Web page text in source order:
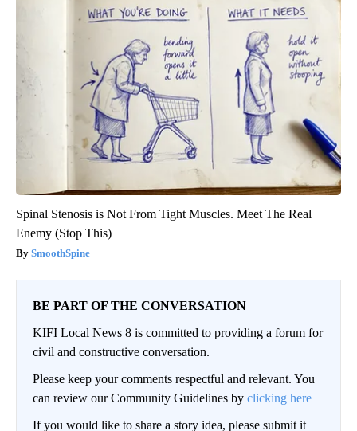
Spinal Stenosis is Not From Tight Muscles. Meet The Real
Enemy (Stop This)
SmoothSpine
BE PART OF THE CONVERSATION
KIFI Local News 8 is committed to providing a forum for
civil and constructive conversation.
Please keep your comments respectful and relevant. You
can review our Community Guidelines by clicking here
If you would like to share a story idea, please submit it